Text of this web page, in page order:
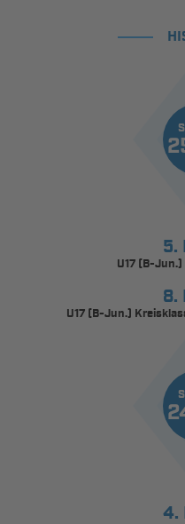
5.
U17 (B-
8.
U17 (B-Jun.)
4.